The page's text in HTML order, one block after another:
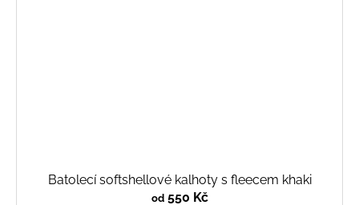
Batolecí softshellové kalhoty s fleecem khaki
od550 Kč